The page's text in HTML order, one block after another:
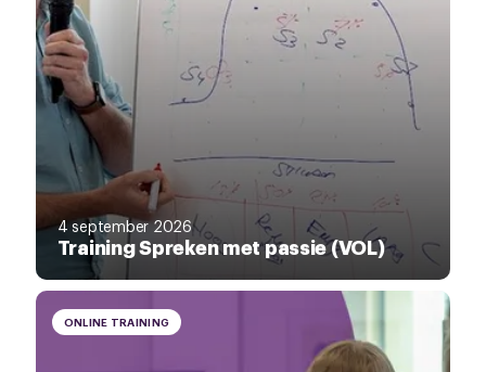
4 september 2026
Training Spreken met passie (VOL)
ONLINE TRAINING